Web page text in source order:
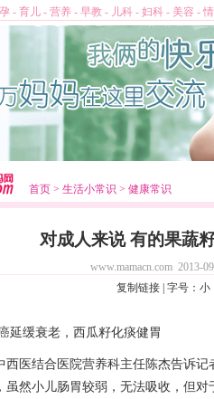
- 育儿 - 营养 - 早教 - 儿科 - 妇科 - 美容 -
首页 > 生活小常识 > 健康常识
对成人来说 有的果蔬
www.mamacn.com 2013-
复制链接| 字号： 小
缓衰老，西瓜籽化痰健胃
医结合医院营养科主任陈杰告诉记
虽然小儿肠胃较弱，无法吸收，但对